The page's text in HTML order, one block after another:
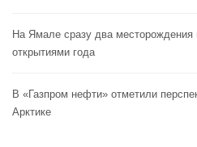
На Ямале сразу два месторождения
открытиями года
В «Газпром нефти» отметили
Арктике